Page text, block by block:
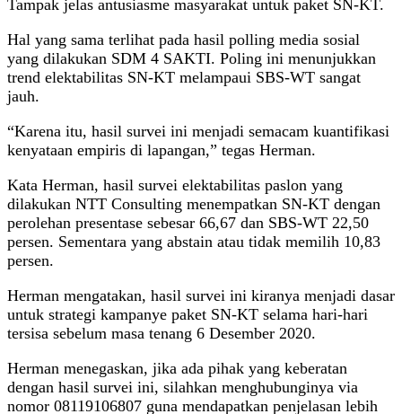
Tampak jelas antusiasme masyarakat untuk paket SN-KT.
Hal yang sama terlihat pada hasil polling media sosial
yang dilakukan SDM 4 SAKTI. Poling ini menunjukkan
trend elektabilitas SN-KT melampaui SBS-WT sangat
jauh.
“Karena itu, hasil survei ini menjadi semacam kuantifikasi
kenyataan empiris di lapangan,” tegas Herman.
Kata Herman, hasil survei elektabilitas paslon yang
dilakukan NTT Consulting menempatkan SN-KT dengan
perolehan presentase sebesar 66,67 dan SBS-WT 22,50
persen. Sementara yang abstain atau tidak memilih 10,83
persen.
Herman mengatakan, hasil survei ini kiranya menjadi dasar
untuk strategi kampanye paket SN-KT selama hari-hari
tersisa sebelum masa tenang 6 Desember 2020.
Herman menegaskan, jika ada pihak yang keberatan
dengan hasil survei ini, silahkan menghubunginya via
nomor 08119106807 guna mendapatkan penjelasan lebih